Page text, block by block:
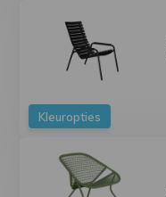
Kleuropties